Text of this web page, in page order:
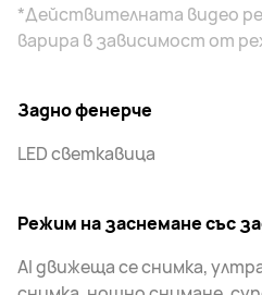
*Действителната видео
варира в зависимост от
Задно фенерче
LED светкавица
Режим на заснемане със
AI движеща се снимка,